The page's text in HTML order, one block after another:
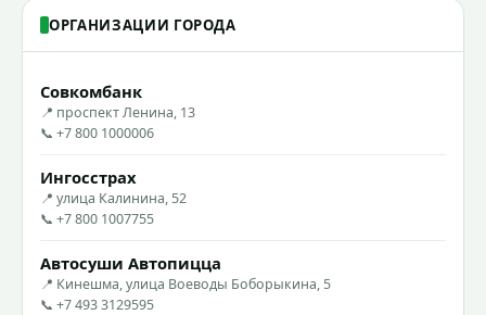
ОРГАНИЗАЦИИ ГОРОДА
Совкомбанк
📍 проспект Ленина, 13
📞 +7 800 1000006
Ингосстрах
📍 улица Калинина, 52
📞 +7 800 1007755
Автосуши Автопицца
📍 Кинешма, улица Воеводы Боборыкина, 5
📞 +7 493 3129595